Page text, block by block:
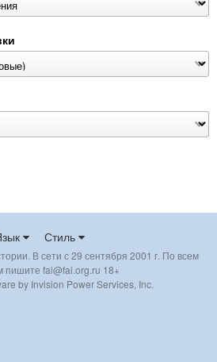
Стиль
В сети с 29 сентября 2001 г. По всем
пишите fai@fai.org.ru 18+
by Invision Power Services, Inc.